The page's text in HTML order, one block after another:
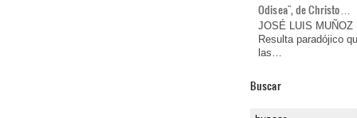
Odisea", de Christo…
JOSÉ LUIS MUÑOZ
Resulta paradójico
las…
Buscar